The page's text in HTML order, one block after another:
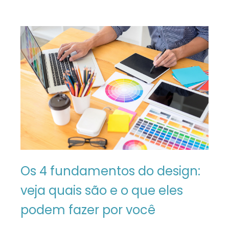
Os 4 fundamentos do design:
veja quais são e o que eles
podem fazer por você